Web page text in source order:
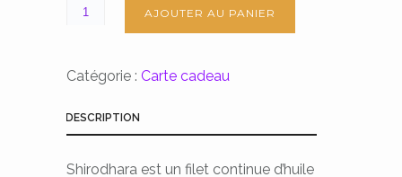
AJOUTER AU PANIER
Catégorie : Carte cadeau
DESCRIPTION
Shirodhara est un filet continue d’huile